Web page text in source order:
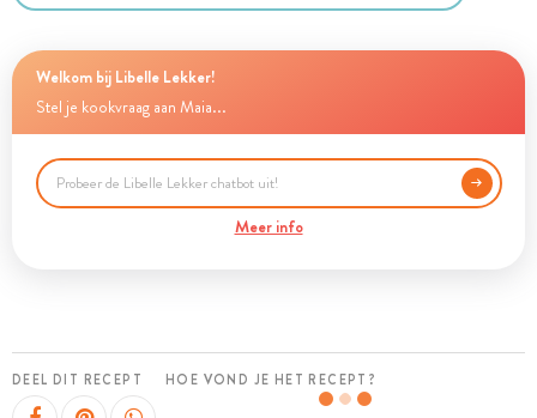
Welkom bij Libelle Lekker!
Stel je kookvraag aan Maia...
Meer info
DEEL DIT RECEPT HOE VOND JE HET RECEPT?